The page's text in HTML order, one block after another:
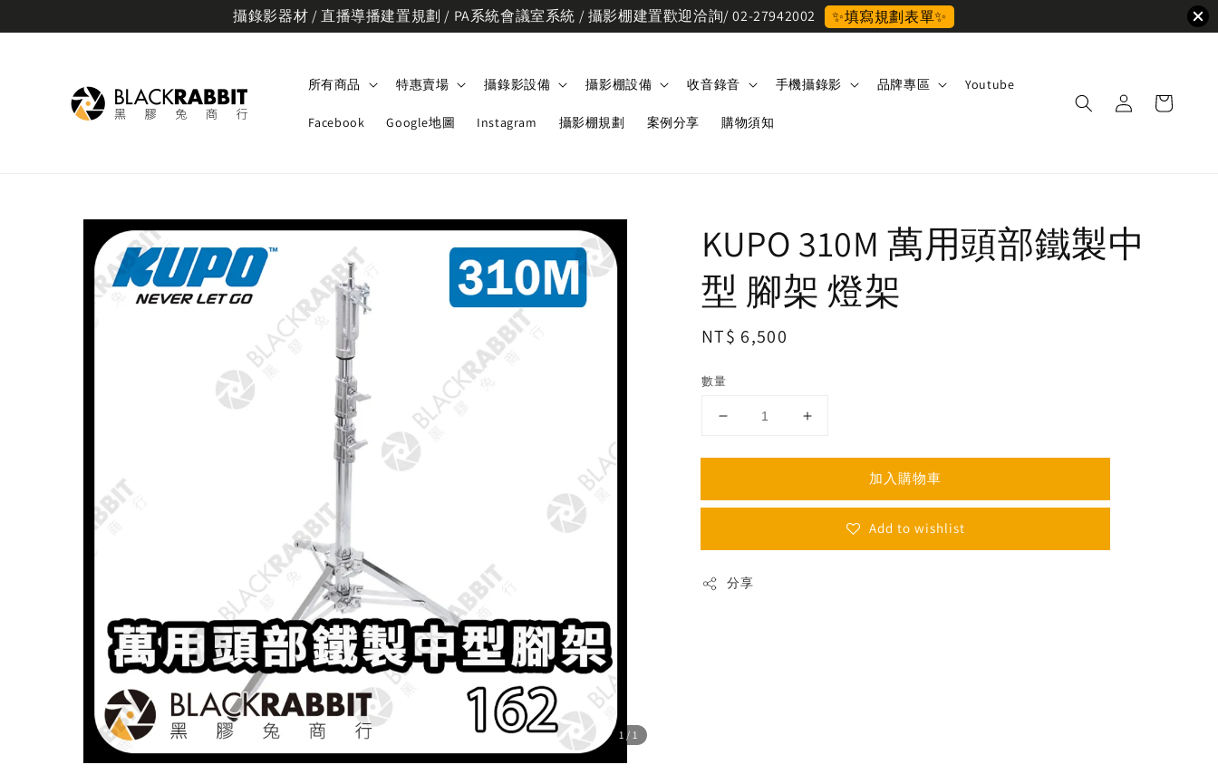
攝錄影器材 / 直播導播建置規劃 / PA系統會議室系統 / 攝影棚建置歡迎洽詢/ 02-27942002 ✨填寫規劃表單✨
所有商品 特惠賣場 攝錄影設備 攝影棚設備 收音錄音 手機攝錄影 品牌專區 Youtube
Facebook Google地圖 Instagram 攝影棚規劃 案例分享 購物須知
1/1
KUPO 310M 萬用頭部鐵製中
型 腳架 燈架
Regular
NT$ 6,500
數量
加入購物車
Add to wishlist
分享